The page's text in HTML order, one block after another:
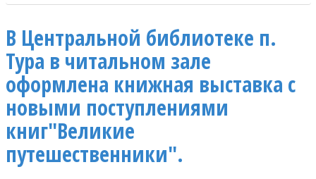
В Центральной библиотеке п.
Тура в читальном зале
оформлена книжная выставка с
новыми поступлениями
книг"Великие
путешественники".